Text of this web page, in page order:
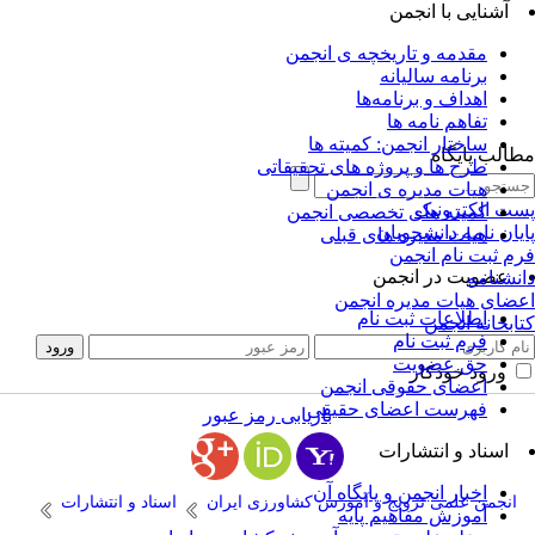
آشنایی با انجمن
مقدمه و تاریخچه ی انجمن
برنامه سالیانه
اهداف و برنامه‌ها
تفاهم نامه ها
ساختار انجمن: کمیته ها
طرح ها و پروژه های تحقیقاتی
هیات مدیره ی انجمن
کمیته های تخصصی انجمن
هیات مدیره های قبلی
عضویت در انجمن
اطلاعات ثبت نام
فرم ثبت نام
حق عضویت
اعضای حقوقی انجمن
فهرست اعضای حقیقی
اسناد و انتشارات
اخبار انجمن و پایگاه آن
آموزش مفاهیم پایه
پایگاه
الکترونیک
نامه دانشجویان
ثبت نام انجمن
هیات مدیره انجمن
انجمن
ورود خودکار
بازیابی رمز عبور
انجمن علمی ترویج و آموزش کشاورزی ایران
اسناد و انتشارات